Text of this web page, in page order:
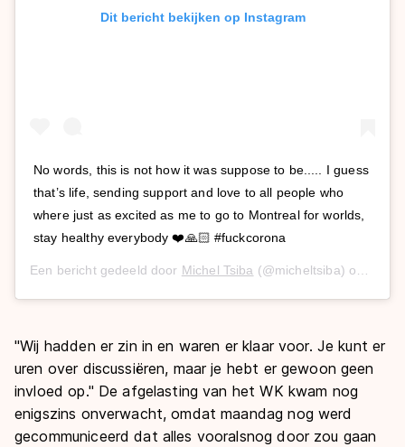
Dit bericht bekijken op Instagram
No words, this is not how it was suppose to be..... I guess
that’s life, sending support and love to all people who
where just as excited as me to go to Montreal for worlds,
stay healthy everybody ❤️🙏🏻 #fuckcorona
Een bericht gedeeld door Michel Tsiba (@micheltsiba) op
"Wij hadden er zin in en waren er klaar voor. Je kunt er
uren over discussiëren, maar je hebt er gewoon geen
invloed op." De afgelasting van het WK kwam nog
enigszins onverwacht, omdat maandag nog werd
gecommuniceerd dat alles vooralsnog door zou gaan